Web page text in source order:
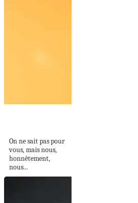
On ne sait pas pour
vous, mais nous,
honnêtement,
nous...